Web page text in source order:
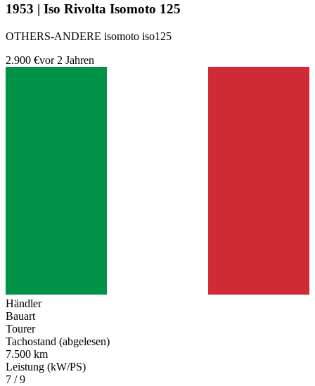
1953 | Iso Rivolta Isomoto 125
OTHERS-ANDERE isomoto iso125
2.900 €vor 2 Jahren
Händler
Bauart
Tourer
Tachostand (abgelesen)
7.500 km
Leistung (kW/PS)
7 / 9